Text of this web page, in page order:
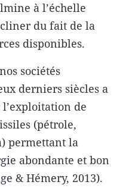
à l’échelle
du fait de la
disponibles.
sociétés
derniers siècles a
de
(pétrole,
permettant la
abondante et bon
& Hémery, 2013).